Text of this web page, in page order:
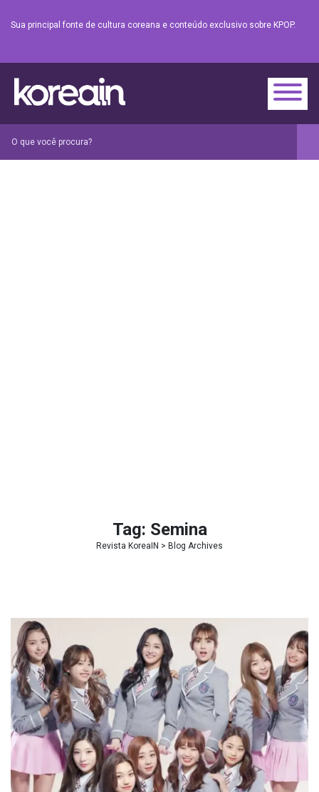
Sua principal fonte de cultura coreana e conteúdo exclusivo sobre KPOP.
Tag: Semina
Revista KoreaIN > Blog Archives